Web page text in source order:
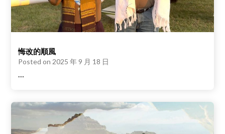
悔改的順風
Posted on 2025 年 9 月 18 日
…